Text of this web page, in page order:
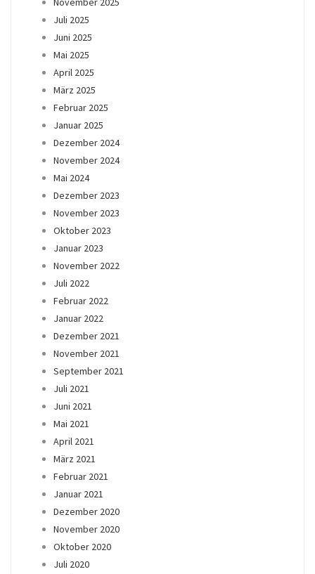
Juli 2025
Juni 2025
Mai 2025
April 2025
März 2025
Februar 2025
Januar 2025
Dezember 2024
November 2024
Mai 2024
Dezember 2023
November 2023
Oktober 2023
Januar 2023
November 2022
Juli 2022
Februar 2022
Januar 2022
Dezember 2021
November 2021
September 2021
Juli 2021
Juni 2021
Mai 2021
April 2021
März 2021
Februar 2021
Januar 2021
Dezember 2020
November 2020
Oktober 2020
Juli 2020